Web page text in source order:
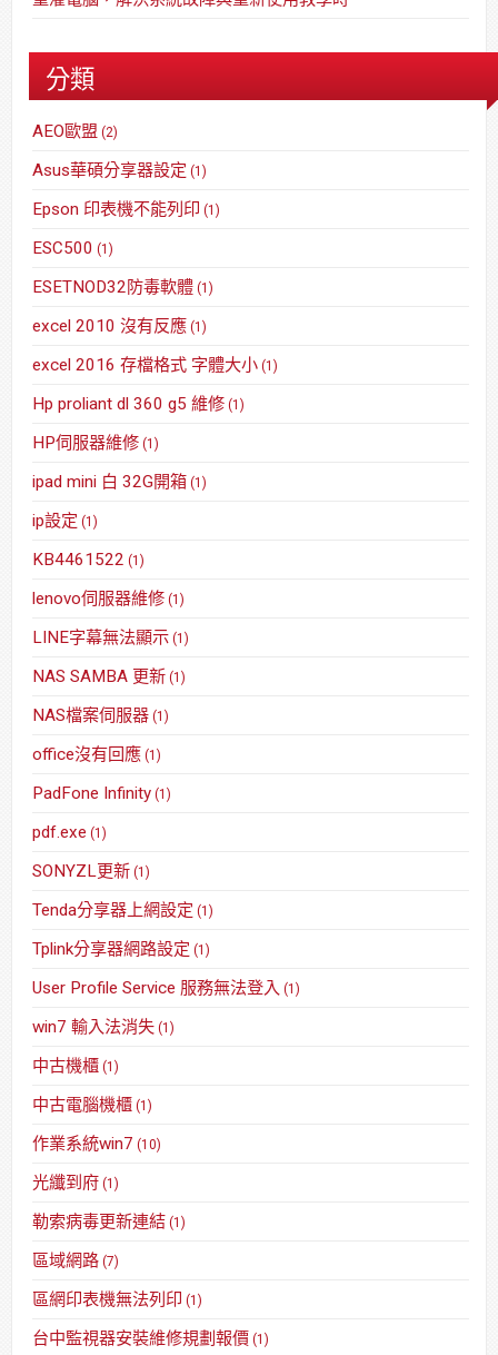
分類
AEO歐盟 (2)
Asus華碩分享器設定 (1)
Epson 印表機不能列印 (1)
ESC500 (1)
ESETNOD32防毒軟體 (1)
excel 2010 沒有反應 (1)
excel 2016 存檔格式 字體大小 (1)
Hp proliant dl 360 g5 維修 (1)
HP伺服器維修 (1)
ipad mini 白 32G開箱 (1)
ip設定 (1)
KB4461522 (1)
lenovo伺服器維修 (1)
LINE字幕無法顯示 (1)
NAS SAMBA 更新 (1)
NAS檔案伺服器 (1)
office沒有回應 (1)
PadFone Infinity (1)
pdf.exe (1)
SONYZL更新 (1)
Tenda分享器上網設定 (1)
Tplink分享器網路設定 (1)
User Profile Service 服務無法登入 (1)
win7 輸入法消失 (1)
中古機櫃 (1)
中古電腦機櫃 (1)
作業系統win7 (10)
光纖到府 (1)
勒索病毒更新連結 (1)
區域網路 (7)
區網印表機無法列印 (1)
台中監視器安裝維修規劃報價 (1)